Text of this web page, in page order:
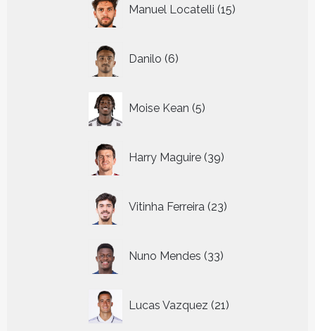
Manuel Locatelli 15
producten
Danilo 6
producten
Moise Kean 5
producten
Harry Maguire 39
producten
Vitinha Ferreira 23
producten
Nuno Mendes 33
producten
Lucas Vazquez 21
producten